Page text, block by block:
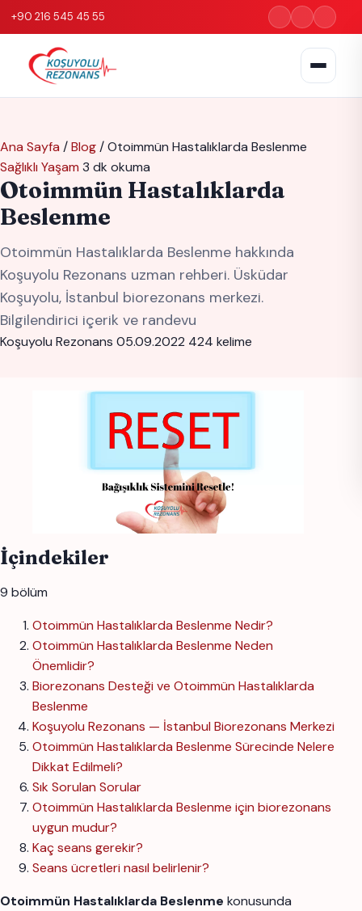
+90 216 545 45 55
Ana Sayfa /Blog/Otoimmün Hastalıklarda Beslenme
Sağlıklı Yaşam 3 dk okuma
Otoimmün Hastalıklarda
Beslenme
Otoimmün Hastalıklarda Beslenme hakkında
Koşuyolu Rezonans uzman rehberi. Üsküdar
Koşuyolu, İstanbul biorezonans merkezi.
Bilgilendirici içerik ve randevu
Koşuyolu Rezonans 05.09.2022 424 kelime
İçindekiler
9 bölüm
Otoimmün Hastalıklarda Beslenme Nedir?
Otoimmün Hastalıklarda Beslenme Neden
Önemlidir?
Biorezonans Desteği ve Otoimmün Hastalıklarda
Beslenme
Koşuyolu Rezonans — İstanbul Biorezonans Merkezi
Otoimmün Hastalıklarda Beslenme Sürecinde Nelere
Dikkat Edilmeli?
Sık Sorulan Sorular
Otoimmün Hastalıklarda Beslenme için biorezonans
uygun mudur?
Kaç seans gerekir?
Seans ücretleri nasıl belirlenir?
Otoimmün Hastalıklarda Beslenme konusunda